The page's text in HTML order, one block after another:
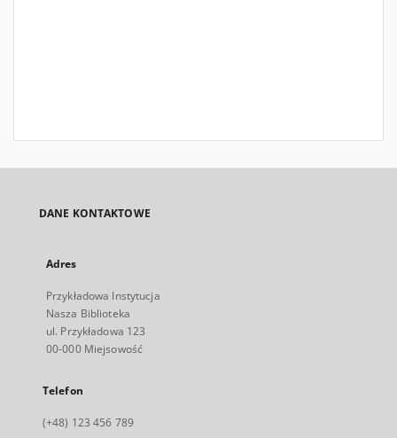
DANE KONTAKTOWE
Adres
Przykładowa Instytucja
Nasza Biblioteka
ul. Przykładowa 123
00-000 Miejsowość
Telefon
(+48) 123 456 789